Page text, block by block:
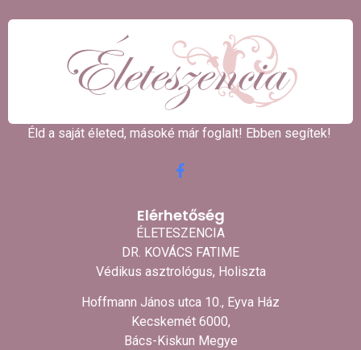
Éld a saját életed, másoké már foglalt! Ebben segítek! ​
Elérhetőség
ÉLETESZENCIA
DR. KOVÁCS FATIME
Védikus asztrológus, Holiszta
Hoffmann János utca 10., Eyva Ház
Kecskemét 6000,
Bács-Kiskun Megye